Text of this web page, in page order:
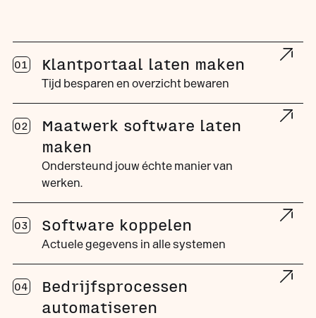
01 Klantportaal laten maken
Tijd besparen en overzicht bewaren
02
Maatwerk software laten
maken
Ondersteund jouw échte manier van
werken.
03 Software koppelen
Actuele gegevens in alle systemen
04
Bedrijfsprocessen
automatiseren